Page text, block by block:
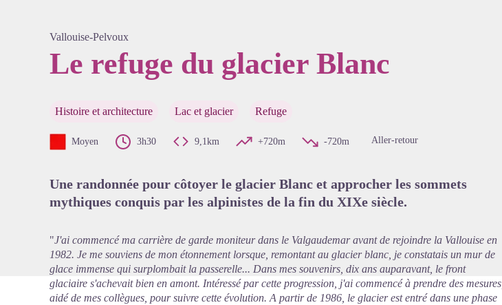
Vallouise-Pelvoux
Le refuge du glacier Blanc
Histoire et architecture Lac et glacier Refuge
Moyen 3h30 9,1km +720m -720m Aller-retour
Une randonnée pour côtoyer le glacier Blanc et approcher les sommets
mythiques conquis par les alpinistes de la fin du XIXe siècle.
"J'ai commencé ma carrière de garde moniteur dans le Valgaudemar avant de rejoindre la Vallouise en
1982. Je me souviens de mon étonnement lorsque, remontant au glacier blanc, je constatais un mur de
glace immense qui surplombait la passerelle... Dans mes souvenirs, dix ans auparavant, le front
glaciaire s'achevait bien en amont. Intéressé par cette progression, j'ai commencé à prendre des mesures,
aidé de mes collègues, pour suivre cette évolution. A partir de 1986, le glacier est entré dans une phase